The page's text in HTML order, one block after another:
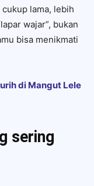
lama, lebih
wajar”, bukan
bisa menikmati
di Mangut Lele
sering